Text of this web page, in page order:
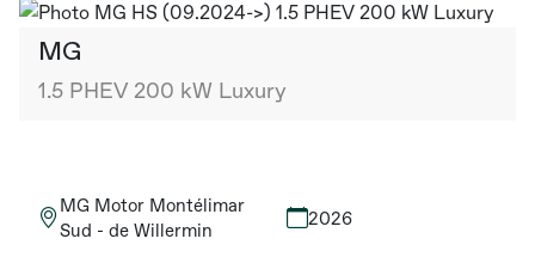
MG
1.5 PHEV 200 kW Luxury
MG Motor Montélimar
Sud - de Willermin
2026